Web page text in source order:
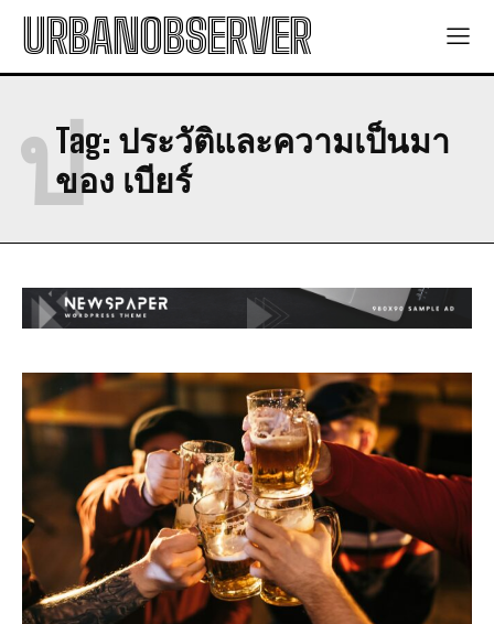
URBANOBSERVER
Tag: ประวัติและความเป็นมา
ของ เบียร์
ป